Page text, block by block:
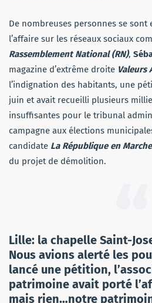
De nombreuses personnes se sont
l’affaire sur les réseaux sociaux
Rassemblement National (RN),
magazine d’extrême droite Valeurs
l’indignation des habitants, une
juin et avait recueilli plusieurs
insuffisantes pour le tribunal
campagne aux élections
candidate La République en
du projet de démolition.
Lille: la chapelle Saint-
Nous avions alerté les
lancé une pétition,
patrimoine avait porté
mais rien…notre